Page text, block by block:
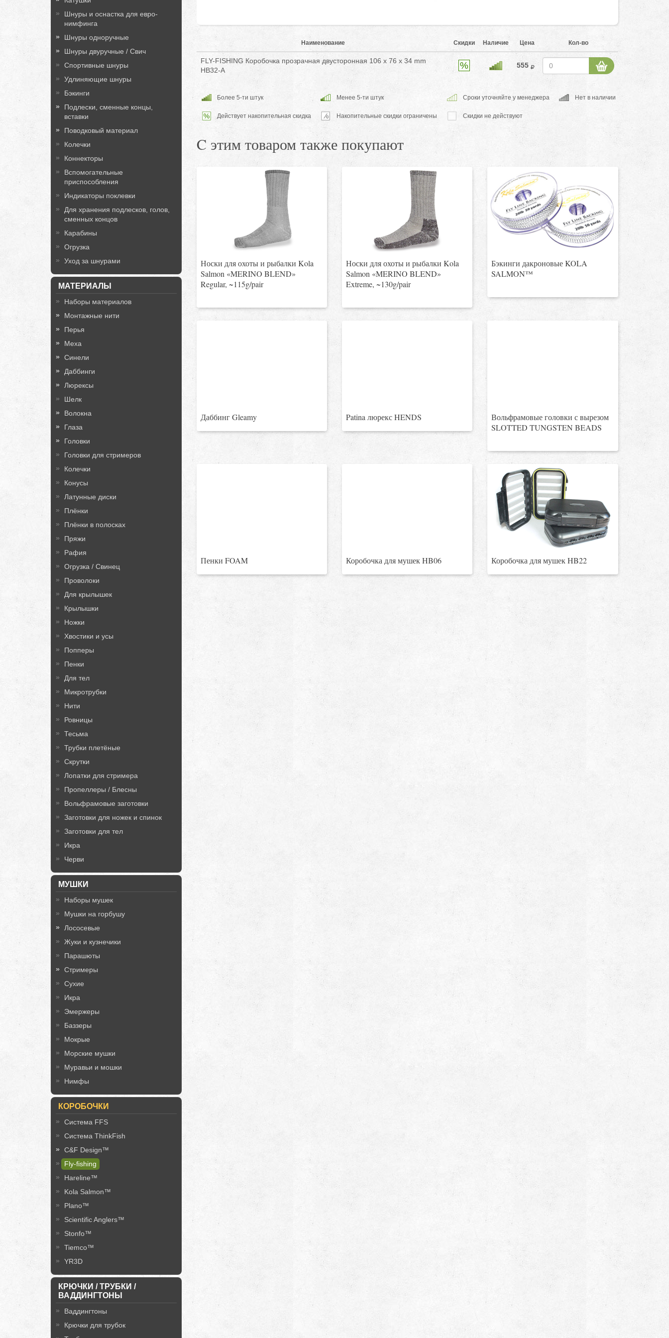
Шнуры и оснастка для евро-
нимфинга
Шнуры одноручные
Шнуры двуручные / Свич
Спортивные шнуры
Удлиняющие шнуры
Бэкинги
Подлески, сменные концы,
вставки
Поводковый материал
Колечки
Коннекторы
Вспомогательные
приспособления
Индикаторы поклевки
Для хранения подлесков, голов,
сменных концов
Карабины
Огрузка
Уход за шнурами
МАТЕРИАЛЫ
Наборы материалов
Монтажные нити
Перья
Меха
Синели
Даббинги
Люрексы
Шелк
Волокна
Глаза
Головки
Головки для стримеров
Колечки
Конусы
Латунные диски
Плёнки
Плёнки в полосках
Пряжи
Рафия
Огрузка / Свинец
Проволоки
Для крылышек
Крылышки
Ножки
Хвостики и усы
Попперы
Пенки
Для тел
Микротрубки
Нити
Ровницы
Тесьма
Трубки плетёные
Скрутки
Лопатки для стримера
Пропеллеры / Блесны
Вольфрамовые заготовки
Заготовки для ножек и спинок
Заготовки для тел
Икра
Черви
МУШКИ
Наборы мушек
Мушки на горбушу
Лососевые
Жуки и кузнечики
Парашюты
Стримеры
Сухие
Икра
Эмержеры
Баззеры
Мокрые
Морские мушки
Муравьи и мошки
Нимфы
КОРОБОЧКИ
Система FFS
Система ThinkFish
C&F Design™
Fly-fishing
Hareline™
Kola Salmon™
Plano™
Scientific Anglers™
Stonfo™
Tiemco™
YR3D
КРЮЧКИ / ТРУБКИ /
ВАДДИНГТОНЫ
Ваддингтоны
Крючки для трубок
Наименование Скидки Наличие Цена Кол-во
FLY-FISHING Коробочка прозрачная двусторонная 106 x 76 x 34 mm
HB32-A
555
Более 5-ти штук Менее 5-ти штук Cроки уточняйте у менеджера Нет в наличии
Действует накопительная скидка Накопительные скидки ограничены Скидки не действуют
C этим товаром также покупают
Носки для охоты и рыбалки Kola
Salmon «MERINO BLEND»
Regular, ~115g/pair
Носки для охоты и рыбалки Kola
Salmon «MERINO BLEND»
Extreme, ~130g/pair
Бэкинги дакроновые KOLA
SALMON™
Даббинг Gleamy Patina люрекс HENDS
Вольфрамовые головки с вырезом
SLOTTED TUNGSTEN BEADS
Пенки FOAM Коробочка для мушек HB06 Коробочка для мушек HB22